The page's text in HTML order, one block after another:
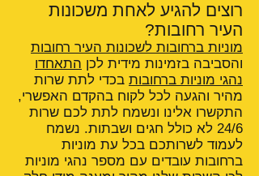
רוצים להגיע לאחת משכונות
העיר רחובות?
מוניות ברחובות לשכונות העיר רחובות
והסביבה בזמינות מידית לכן התאחדו
נהגי מוניות ברחובות בכדי לתת שרות
מהיר והגעה לכל לקוח בהקדם האפשרי,
התקשרו אלינו ונשמח לתת לכם שרות
24/6 לא כולל חגים ושבתות. נשמח
לעמוד לשרותכם בכל עת מוניות
ברחובות עובדים עם מספר נהגי מוניות